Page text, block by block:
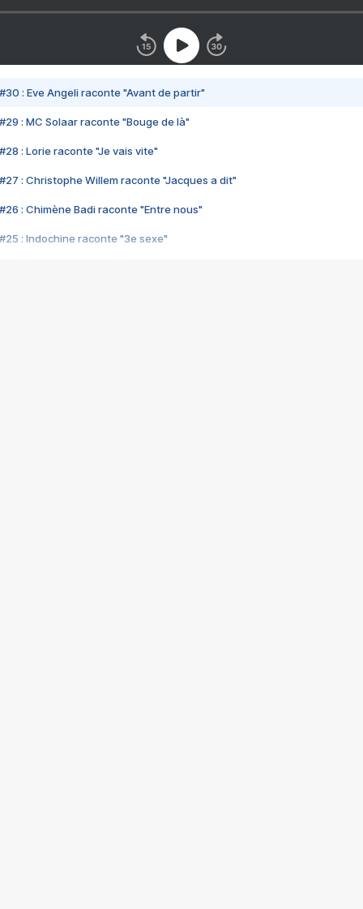
#30 : Eve Angeli raconte "Avant de partir"
#29 : MC Solaar raconte "Bouge de là"
#28 : Lorie raconte "Je vais vite"
#27 : Christophe Willem raconte "Jacques a dit"
#26 : Chimène Badi raconte "Entre nous"
#25 : Indochine raconte "3e sexe"